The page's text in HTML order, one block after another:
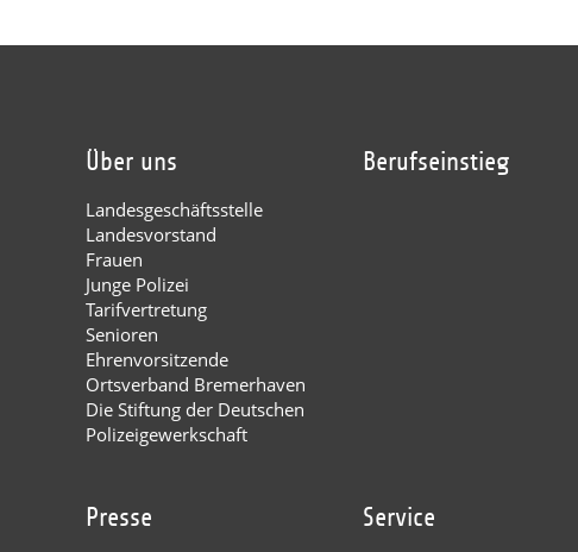
Über uns
Landesgeschäftsstelle
Landesvorstand
Frauen
Junge Polizei
Tarifvertretung
Senioren
Ehrenvorsitzende
Ortsverband Bremerhaven
Die Stiftung der Deutschen
Polizeigewerkschaft
Berufseinstieg
Presse Service